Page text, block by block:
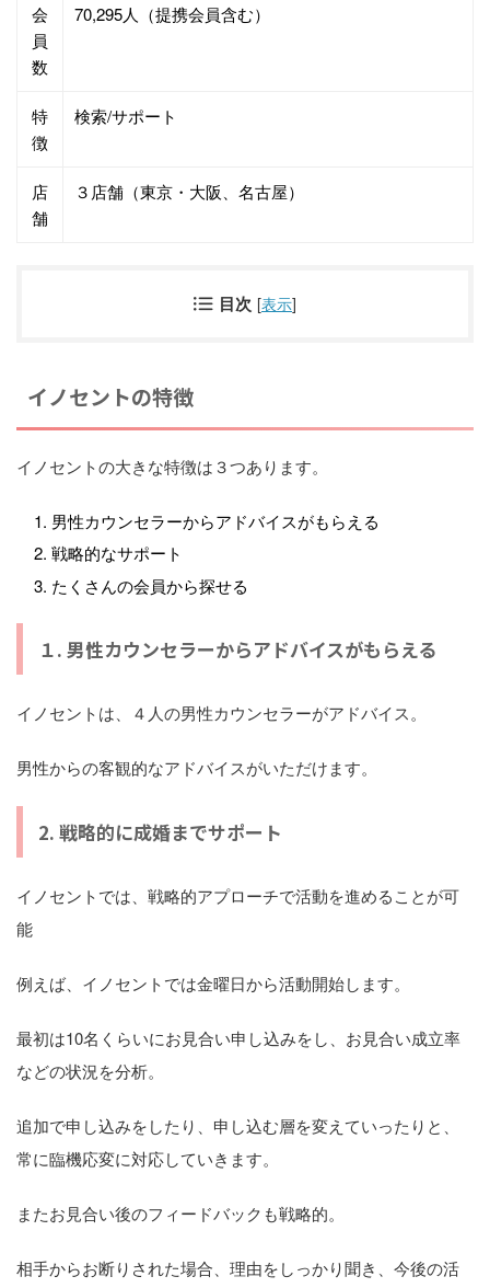
会
員
数
70,295人（提携会員含む）
特
徴
検索/サポート
店
舗
３店舗（東京・大阪、名古屋）
目次 [表示]
イノセントの特徴
イノセントの大きな特徴は３つあります。
男性カウンセラーからアドバイスがもらえる
戦略的なサポート
たくさんの会員から探せる
１. 男性カウンセラーからアドバイスがもらえる
イノセントは、４人の男性カウンセラーがアドバイス。
男性からの客観的なアドバイスがいただけます。
2. 戦略的に成婚までサポート
イノセントでは、戦略的アプローチで活動を進めることが可
能
例えば、イノセントでは金曜日から活動開始します。
最初は10名くらいにお見合い申し込みをし、お見合い成立率
などの状況を分析。
追加で申し込みをしたり、申し込む層を変えていったりと、
常に臨機応変に対応していきます。
またお見合い後のフィードバックも戦略的。
相手からお断りされた場合、理由をしっかり聞き、今後の活